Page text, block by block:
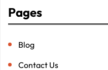
Pages
Blog
Contact Us